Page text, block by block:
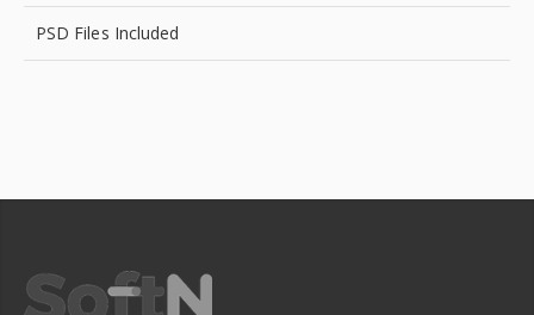
PSD Files Included